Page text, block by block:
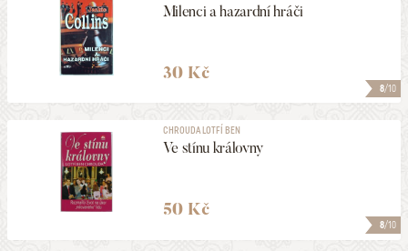
8/10
Milenci a hazardní hráči
30 Kč
8/10
CHROUDA LOTFÍ BEN
Ve stínu královny
50 Kč